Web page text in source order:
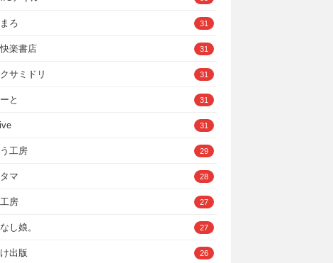
ろ 31
楽書店 31
サミドリ 31
と 31
31
工房 29
マ 28
房 27
し娘。 27
出版 26